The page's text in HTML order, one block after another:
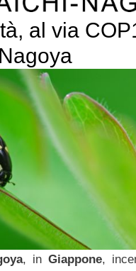
al via
, in Giappone,